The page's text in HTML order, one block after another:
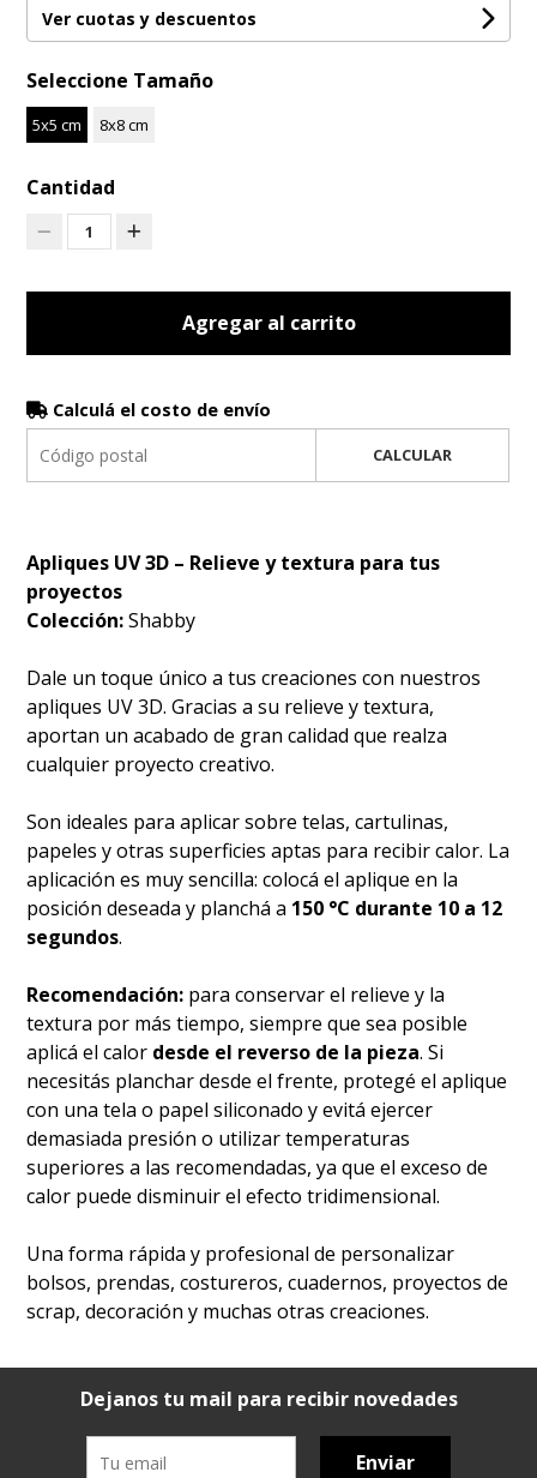
Ver cuotas y descuentos
Seleccione Tamaño
5x5 cm 8x8 cm
Cantidad
1
Agregar al carrito
Calculá el costo de envío
CALCULAR
Apliques UV 3D – Relieve y textura para tus
proyectos
Colección:Shabby
Dale un toque único a tus creaciones con nuestros
apliques UV 3D. Gracias a su relieve y textura,
aportan un acabado de gran calidad que realza
cualquier proyecto creativo.
Son ideales para aplicar sobre telas, cartulinas,
papeles y otras superficies aptas para recibir calor. La
aplicación es muy sencilla: colocá el aplique en la
posición deseada y planchá a 150 °C durante 10 a 12
segundos.
Recomendación: para conservar el relieve y la
textura por más tiempo, siempre que sea posible
aplicá el calor desde el reverso de la pieza. Si
necesitás planchar desde el frente, protegé el aplique
con una tela o papel siliconado y evitá ejercer
demasiada presión o utilizar temperaturas
superiores a las recomendadas, ya que el exceso de
calor puede disminuir el efecto tridimensional.
Una forma rápida y profesional de personalizar
bolsos, prendas, costureros, cuadernos, proyectos de
scrap, decoración y muchas otras creaciones.
Dejanos tu mail para recibir novedades
Enviar